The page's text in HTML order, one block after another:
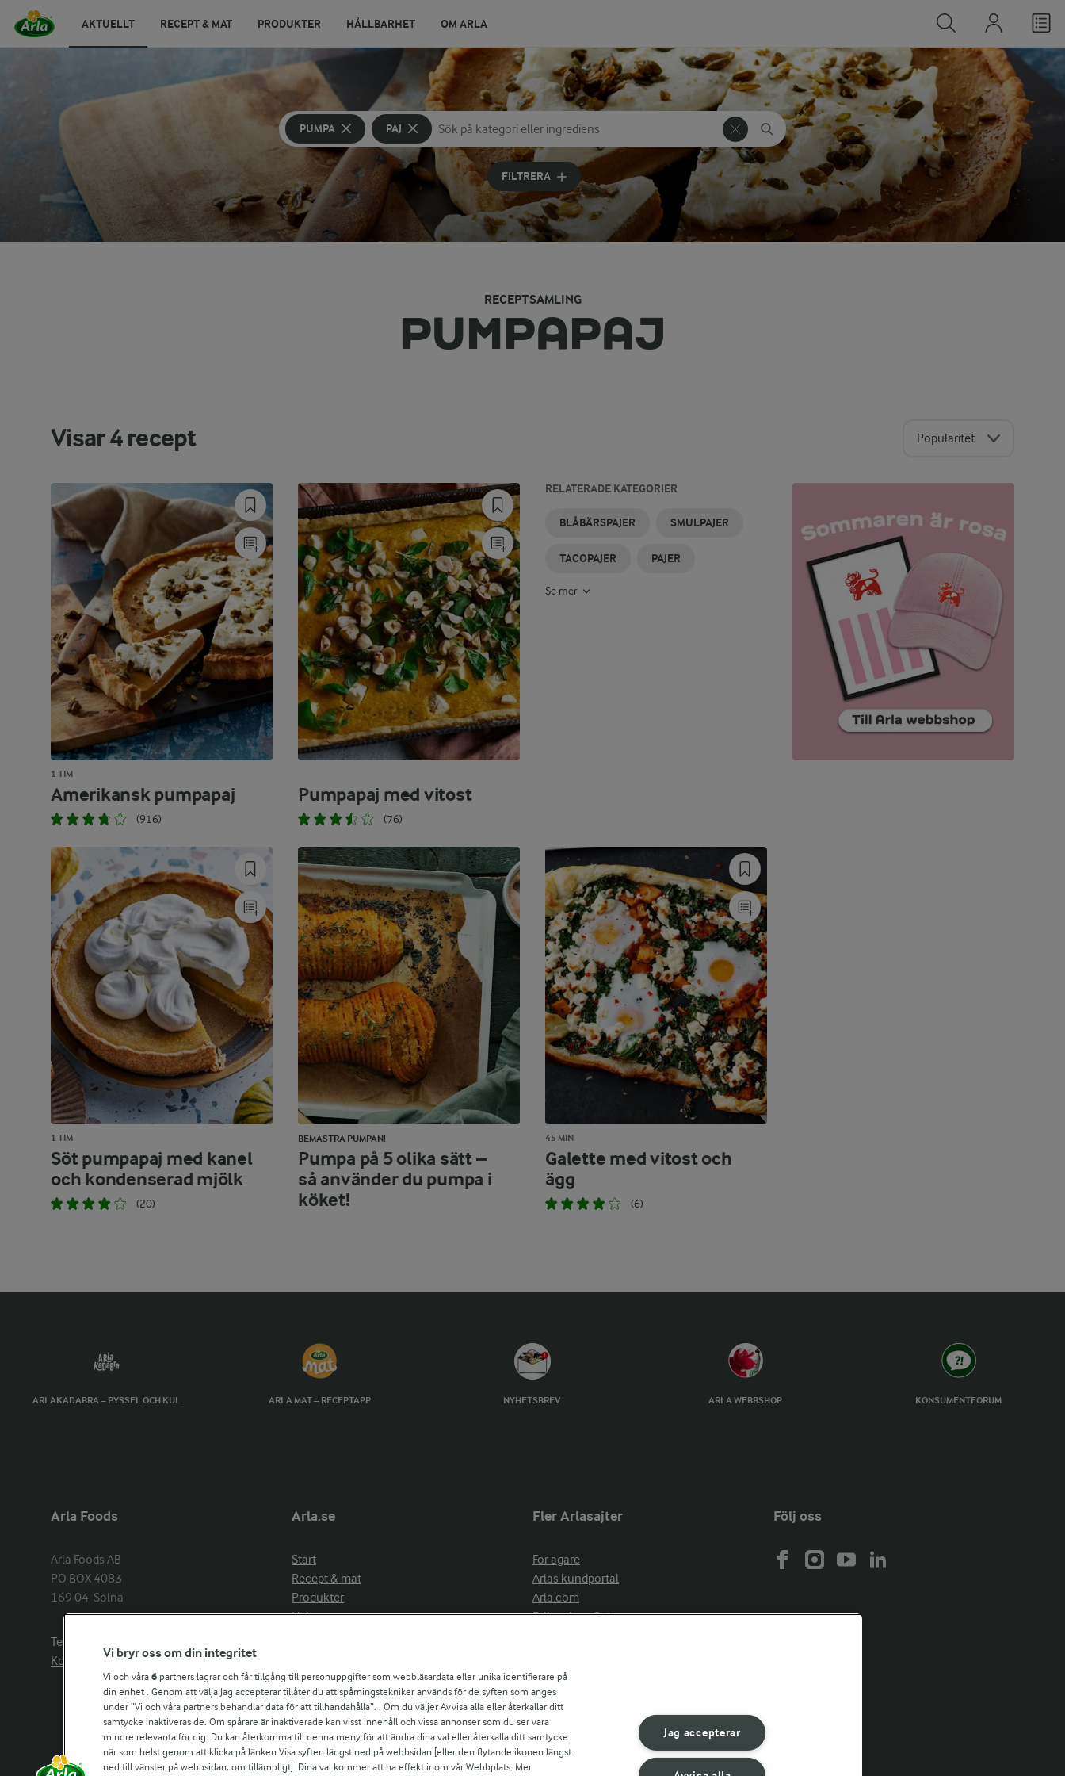
AKTUELLT RECEPT & MAT PRODUKTER HÅLLBARHET OM ARLA
PUMPA PAJ
Sök på kategori eller ingrediens
Skriv in sökord för att få förslag
FILTRERA
RECEPTSAMLING
PUMPAPAJ
Visar4recept Popularitet
1 TIM
Amerikansk pumpapaj
(916)
Pumpapaj med vitost
(76)
RELATERADE KATEGORIER
BLÅBÄRSPAJER SMULPAJER
TACOPAJER PAJER
SMULPAJER
MED
RABARBER
KNÄCKIGA
PAJER
GLUTENFRIA
PAJER
HALLONPAJER
ÄPPELSMULPAJER
MATPAJ
Se mer
1 TIM
Söt pumpapaj med kanel
och kondenserad mjölk
(20)
BEMÄSTRA PUMPAN!
Pumpa på 5 olika sätt –
så använder du pumpa i
köket!
45 MIN
Galette med vitost och
ägg
(6)
ARLAKADABRA – PYSSEL OCH KUL ARLA MAT – RECEPTAPP NYHETSBREV ARLA WEBBSHOP KONSUMENTFORUM
Arla Foods
Arla Foods AB
PO BOX 4083
169 04  Solna
Telefon:
Kontakta oss
Arla.se
Start
Recept & mat
Produkter
Hälsa
Aktuellt
Om Arla
Nyheter & press
Jobb & karriär
Kontakta oss
Fler Arlasajter
För ägare
Arlas kundportal
Arla.com
Falbygdens Ost
Följ oss
Vi bryr oss om din integritet
Vi och våra 6 partners lagrar och får tillgång till personuppgifter som webbläsardata eller unika identifierare på
din enhet . Genom att välja Jag accepterar tillåter du att spårningstekniker används för de syften som anges
under ”Vi och våra partners behandlar data för att tillhandahålla”. . Om du väljer Avvisa alla eller återkallar ditt
samtycke inaktiveras de. Om spårare är inaktiverade kan visst innehåll och vissa annonser som du ser vara
mindre relevanta för dig. Du kan återkomma till denna meny för att ändra dina val eller återkalla ditt samtycke
när som helst genom att klicka på länken Visa syften längst ned på webbsidan [eller den flytande ikonen längst
ned till vänster på webbsidan, om tillämpligt]. Dina val kommer att ha effekt inom vår Webbplats. Mer
Jag accepterar